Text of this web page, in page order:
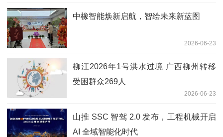
中橡智能焕新启航，智绘未来新蓝图
2026-06-23
柳江2026年1号洪水过境 广西柳州转移
受困群众269人
2026-06-23
山推 SSC 智驾 2.0 发布，工程机械开启
AI 全域智能化时代